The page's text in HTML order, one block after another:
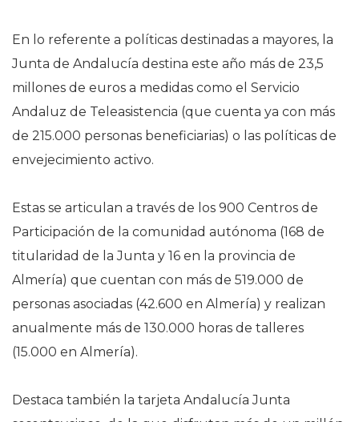
En lo referente a políticas destinadas a mayores, la
Junta de Andalucía destina este año más de 23,5
millones de euros a medidas como el Servicio
Andaluz de Teleasistencia (que cuenta ya con más
de 215.000 personas beneficiarias) o las políticas de
envejecimiento activo.
Estas se articulan a través de los 900 Centros de
Participación de la comunidad autónoma (168 de
titularidad de la Junta y 16 en la provincia de
Almería) que cuentan con más de 519.000 de
personas asociadas (42.600 en Almería) y realizan
anualmente más de 130.000 horas de talleres
(15.000 en Almería).
Destaca también la tarjeta Andalucía Junta